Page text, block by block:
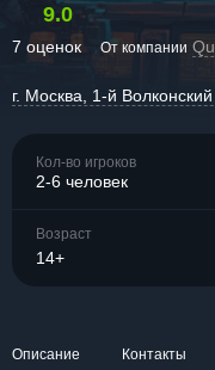
9.0
7 оценок От компании
г. Москва, 1-й
Кол-во игроков
2-6 человек
Возраст
14+
Описание Контакты